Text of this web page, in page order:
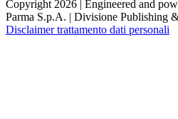
Copyright 2026 | Engineered and
Parma S.p.A. | Divisione Publishing
Disclaimer trattamento dati personali